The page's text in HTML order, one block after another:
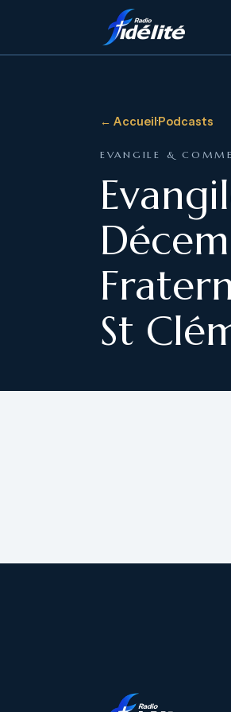
← Accueil·Podcasts
EVANGILE &
St